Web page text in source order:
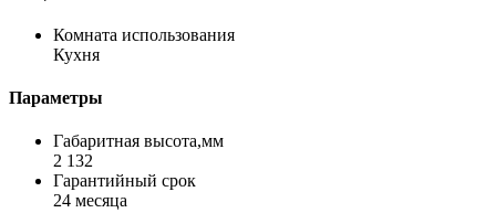
Комната использования
Кухня
Параметры
Габаритная высота,мм
2 132
Гарантийный срок
24 месяца